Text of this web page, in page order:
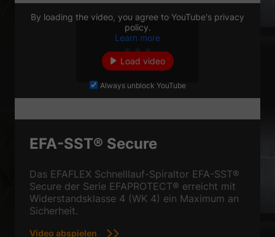
By loading the video, you agree to YouTube's privacy
policy.
Learn more
Load video
Always unblock YouTube
EFA-SST® Secure
Das EFAFLEX Schnelllauf-Spiraltor EFA-SST®
Secure der Serie EFAPROTECT® erreicht mit
Widerstandsklasse 4 (WK 4) ein Maximum an
Sicherheit.
Video abspielen
Zurück
Essenzielle Cookies ermöglichen grundlegende Funktionen und sind für
die einwandfreie Funktion der Website erforderlich.
Cookie-Informationen anzeigen
Statistik Cookies erfassen Informationen anonym. Diese Informationen
helfen uns zu verstehen, wie unsere Besucher unsere Website nutzen.
Externe Medien (2)
Inhalte von Videoplattformen und Social-Media-Plattformen werden
werden, bedarf der Zugriff auf diese Inhalte keiner manuellen